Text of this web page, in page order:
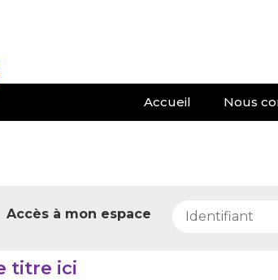
Accueil Nous
Accès à mon espace
titre ici